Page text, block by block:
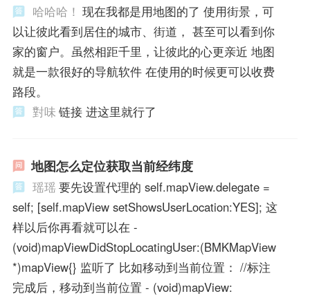
哈哈哈！ 现在我都是用地图的了 使用街景，可
以让彼此看到居住的城市、街道， 甚至可以看到你
家的窗户。虽然相距千里，让彼此的心更亲近 地图
就是一款很好的导航软件 在使用的时候更可以收费
路段。
對味 链接 进这里就行了
地图怎么定位获取当前经纬度
瑶瑶 要先设置代理的 self.mapView.delegate =
self; [self.mapView setShowsUserLocation:YES]; 这
样以后你再看就可以在 -
(void)mapViewDidStopLocatingUser:(BMKMapView
*)mapView{} 监听了 比如移动到当前位置： //标注
完成后，移动到当前位置 - (void)mapView: